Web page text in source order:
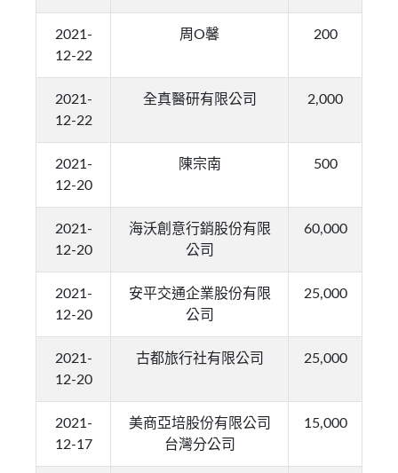
2021-
12-22
周O馨 200
2021-
12-22
全真醫研有限公司 2,000
2021-
12-20
陳宗南 500
2021-
12-20
海沃創意行銷股份有限
公司
60,000
2021-
12-20
安平交通企業股份有限
公司
25,000
2021-
12-20
古都旅行社有限公司 25,000
2021-
12-17
美商亞培股份有限公司
台灣分公司
15,000